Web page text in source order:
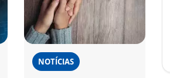
NOTÍCIAS